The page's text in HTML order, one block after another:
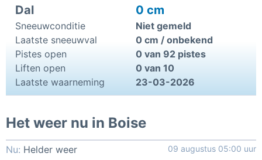
Dal
0 cm
Sneeuwconditie
Niet gemeld
Laatste sneeuwval
0 cm / onbekend
Pistes open
0 van 92 pistes
Liften open
0 van 10
Laatste waarneming
23-03-2026
Het weer nu in Boise
Nu: Helder weer 09 augustus 05:00 uur